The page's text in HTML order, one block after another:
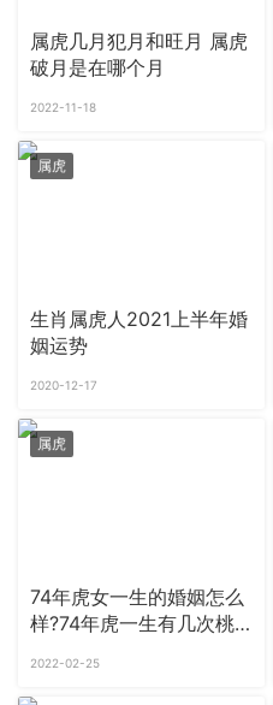
属虎几月犯月和旺月 属虎
破月是在哪个月
2022-11-18
属虎
生肖属虎人2021上半年婚
姻运势
2020-12-17
属虎
74年虎女一生的婚姻怎么
样?74年虎一生有几次桃
2022-02-25